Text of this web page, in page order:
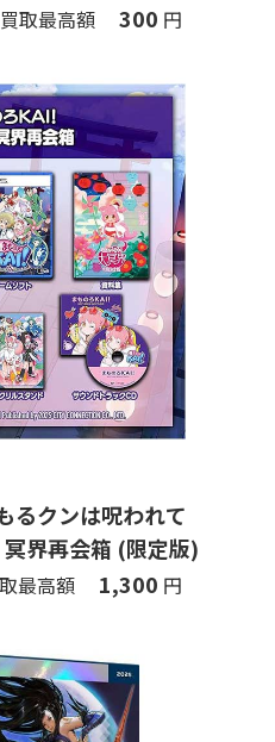
買取最高額 300 円
るクンは呪われて
界再会箱 (限定版)
最高額 1,300 円